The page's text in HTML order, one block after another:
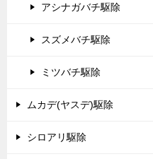
アシナガバチ駆除
スズメバチ駆除
ミツバチ駆除
ムカデ(ヤスデ)駆除
シロアリ駆除